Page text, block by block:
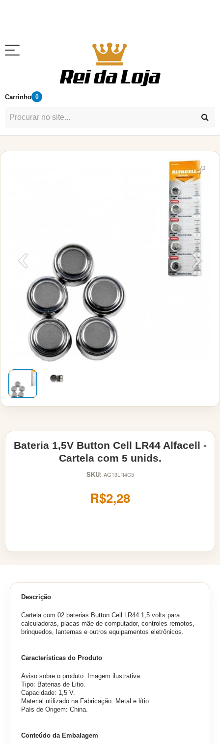
Carrinho 0
Bateria 1,5V Button Cell LR44 Alfacell -
Cartela com 5 unids.
SKU: AG13LR4C5
R$2,28
Descrição
Cartela com 02 baterias Button Cell LR44 1,5 volts para
calculadoras, placas mãe de computador, controles remotos,
brinquedos, lanternas e outros equipamentos eletrônicos.
Características do Produto
Aviso sobre o produto: Imagem ilustrativa.
Tipo: Baterias de Litio.
Capacidade: 1,5 V.
Material utilizado na Fabricação: Metal e lítio.
País de Origem: China.
Conteúdo da Embalagem